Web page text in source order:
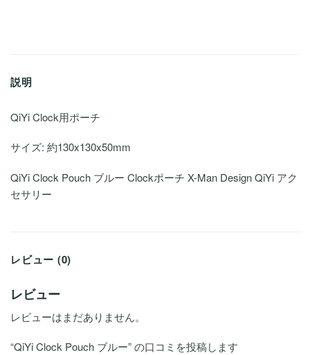
説明
QiYi Clock用ポーチ
サイズ: 約130x130x50mm
QiYi Clock Pouch ブルー Clockポーチ X-Man Design QiYi アク
セサリー
レビュー (0)
レビュー
レビューはまだありません。
“QiYi Clock Pouch ブルー” の口コミを投稿します